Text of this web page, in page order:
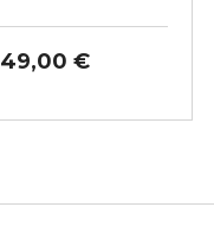
49,00 €